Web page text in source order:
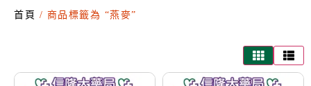
首頁 / 商品標籤為 “燕麥”